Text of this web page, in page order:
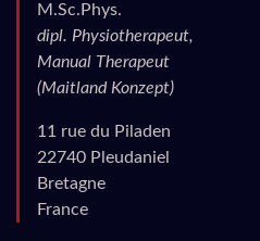
M.Sc.Phys.
dipl. Physiotherapeut,
Manual Therapeut
(Maitland Konzept)
11 rue du Piladen
22740 Pleudaniel
Bretagne
France